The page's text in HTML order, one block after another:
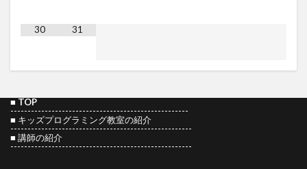
30 31
■ TOP
----------------------------------------------------
■ キッズプログラミング教室の紹介
-----------------------------------------------------
■ 講師の紹介
-----------------------------------------------------